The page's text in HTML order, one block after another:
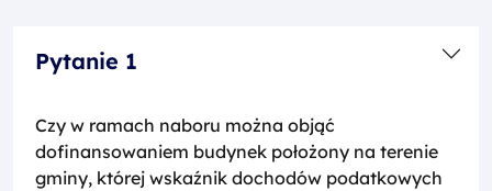
Pytanie 1
Czy w ramach naboru można objąć
dofinansowaniem budynek położony na terenie
gminy, której wskaźnik dochodów podatkowych